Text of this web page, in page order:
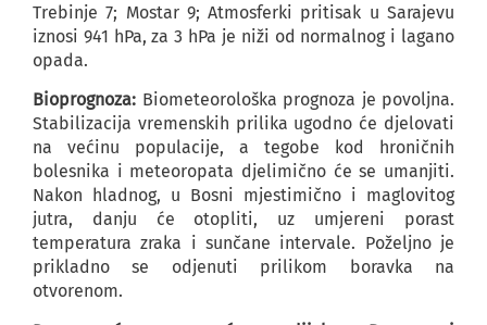
Trebinje 7; Mostar 9; Atmosferki pritisak u Sarajevu
iznosi 941 hPa, za 3 hPa je niži od normalnog i lagano
opada.
Bioprognoza: Biometeorološka prognoza je povoljna.
Stabilizacija vremenskih prilika ugodno će djelovati
na većinu populacije, a tegobe kod hroničnih
bolesnika i meteoropata djelimično će se umanjiti.
Nakon hladnog, u Bosni mjestimično i maglovitog
jutra, danju će otopliti, uz umjereni porast
temperatura zraka i sunčane intervale. Poželjno je
prikladno se odjenuti prilikom boravka na
otvorenom.